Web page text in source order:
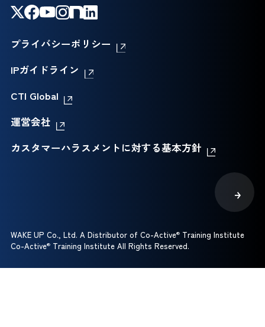
プライバシーポリシー
IPガイドライン
CTI Global
運営会社
カスタマーハラスメントに対する基本方針
WAKE UP Co., Ltd. A Distributor of Co-Active®Training Institute
Co-Active®Training Institute All Rights Reserved.